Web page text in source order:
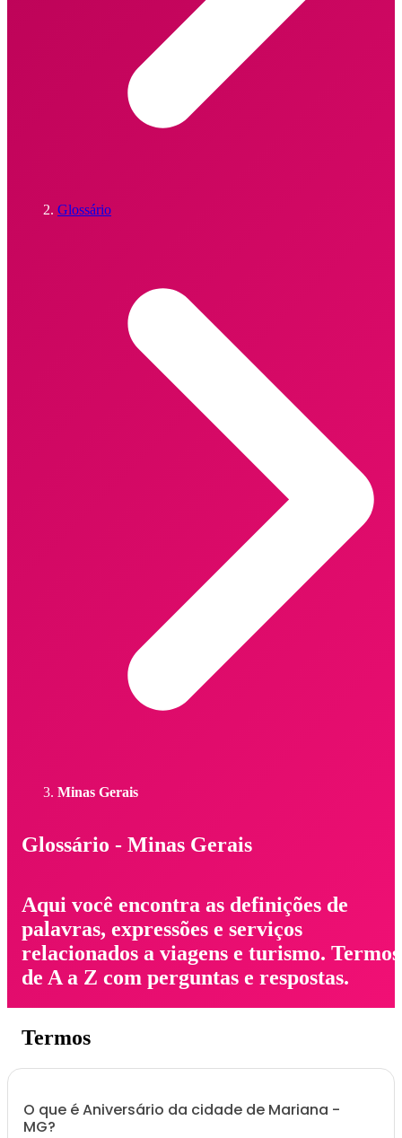
Glossário
Minas Gerais
Glossário - Minas Gerais
Aqui você encontra as definições de
palavras, expressões e serviços
relacionados a viagens e turismo. Termos
de A a Z com perguntas e respostas.
Termos
O que é Aniversário da cidade de Mariana -
MG?